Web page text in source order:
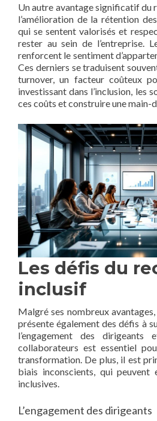
Un autre avantage significatif du
l’amélioration de la rétention
qui se sentent valorisés et
rester au sein de l’entreprise.
renforcent le sentiment
Ces derniers se traduisent
turnover, un facteur coûteux
investissant dans l’inclusion, les
ces coûts et construire une main-
Les défis du
inclusif
Malgré ses nombreux
présente également des défis à
l’engagement des dirigeants
collaborateurs est essentiel
transformation. De plus, il est
biais inconscients, qui peuvent
inclusives.
L’engagement des dirigeants